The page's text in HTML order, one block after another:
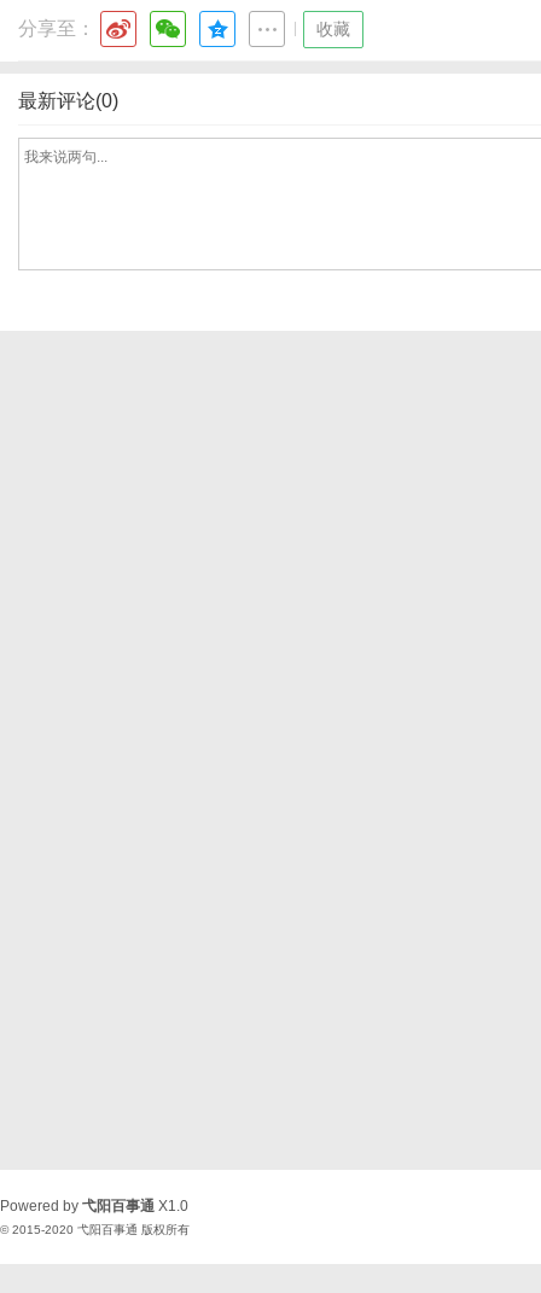
分享至： 收藏
最新评论(0)
Powered by 弋阳百事通 X1.0
© 2015-2020 弋阳百事通 版权所有